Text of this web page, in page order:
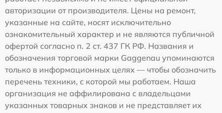
авторизации от производителя. Цены на ремонт,
указанные на сайте, носят исключительно
ознакомительный характер и не являются публичной
офертой согласно п. 2 ст. 437 ГК РФ. Названия и
обозначения торговой марки Gaggenau упоминаются
только в информационных целях — чтобы обозначить
перечень техники, с которой мы работаем. Наша
организация не аффилирована с владельцами
указанных товарных знаков и не представляет их